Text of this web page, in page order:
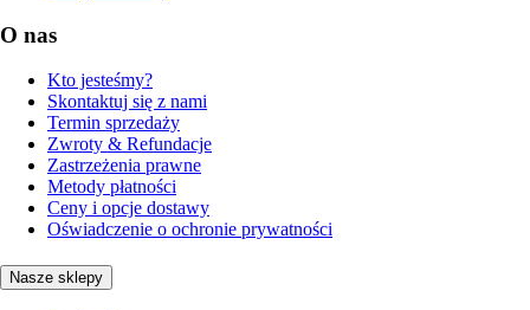
O nas
Kto jesteśmy?
Skontaktuj się z nami
Termin sprzedaży
Zwroty & Refundacje
Zastrzeżenia prawne
Metody płatności
Ceny i opcje dostawy
Oświadczenie o ochronie prywatności
Nasze sklepy